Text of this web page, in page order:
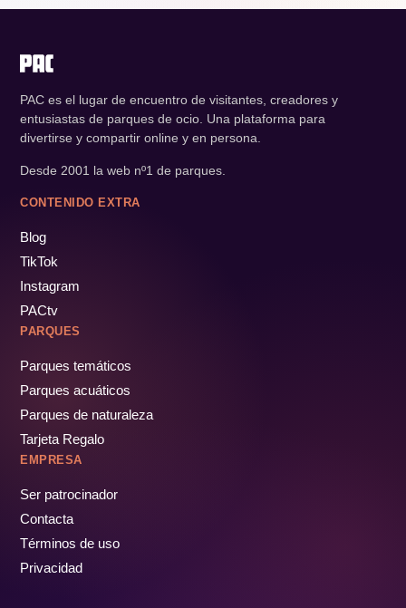
PAC es el lugar de encuentro de visitantes, creadores y
entusiastas de parques de ocio. Una plataforma para
divertirse y compartir online y en persona.
Desde 2001 la web nº1 de parques.
CONTENIDO EXTRA
Blog
TikTok
Instagram
PACtv
PARQUES
Parques temáticos
Parques acuáticos
Parques de naturaleza
Tarjeta Regalo
EMPRESA
Ser patrocinador
Contacta
Términos de uso
Privacidad